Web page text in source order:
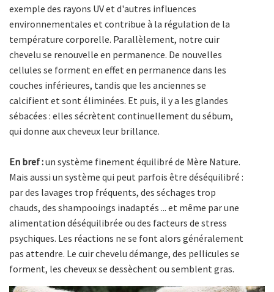
exemple des rayons UV et d'autres influences
environnementales et contribue à la régulation de la
température corporelle. Parallèlement, notre cuir
chevelu se renouvelle en permanence. De nouvelles
cellules se forment en effet en permanence dans les
couches inférieures, tandis que les anciennes se
calcifient et sont éliminées. Et puis, il y a les glandes
sébacées : elles sécrètent continuellement du sébum,
qui donne aux cheveux leur brillance.
En bref :un système finement équilibré de Mère Nature.
Mais aussi un système qui peut parfois être déséquilibré :
par des lavages trop fréquents, des séchages trop
chauds, des shampooings inadaptés ... et même par une
alimentation déséquilibrée ou des facteurs de stress
psychiques. Les réactions ne se font alors généralement
pas attendre. Le cuir chevelu démange, des pellicules se
forment, les cheveux se dessèchent ou semblent gras.